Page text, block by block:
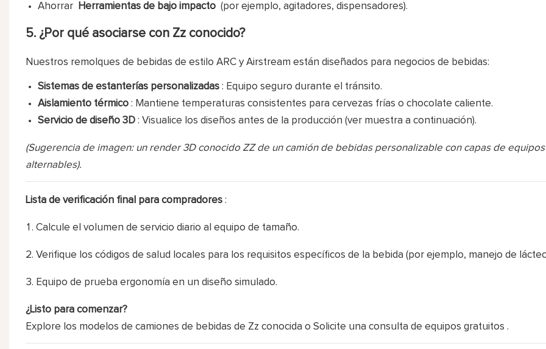
Ahorrar Herramientas de bajo impacto (por ejemplo, agitadores, dispensadores).
5. ¿Por qué asociarse con Zz conocido?
Nuestros remolques de bebidas de estilo ARC y Airstream están diseñados para negocios de bebidas:
Sistemas de estanterías personalizadas: Equipo seguro durante el tránsito.
Aislamiento térmico: Mantiene temperaturas consistentes para cervezas frías o chocolate caliente.
Servicio de diseño 3D: Visualice los diseños antes de la producción (ver muestra a continuación).
(Sugerencia de imagen: un render 3D conocido ZZ de un camión de bebidas personalizable con capas de equipos
alternables).
Lista de verificación final para compradores :
Calcule el volumen de servicio diario al equipo de tamaño.
Verifique los códigos de salud locales para los requisitos específicos de la bebida (por ejemplo, manejo de
Equipo de prueba ergonomía en un diseño simulado.
¿Listo para comenzar?
Explore los modelos de camiones de bebidas de Zz conocida o Solicite una consulta de equipos gratuitos .